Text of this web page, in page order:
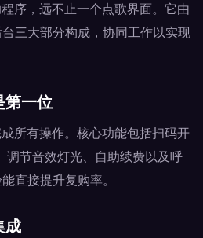
序，远不止一个点歌界面。它由
三大部分构成，协同工作以实现
第一位
所有操作。核心功能包括扫码开
调节音效灯光、自助续费以及呼
直接提升复购率。
成